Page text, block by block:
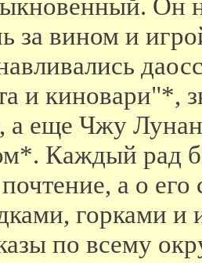
Он
за вином и
и киновари"*,
а еще Чжу
Каждый рад
а о
горками и
по всему